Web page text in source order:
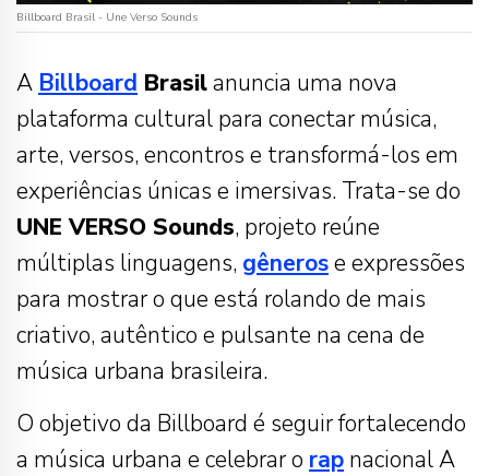
Billboard Brasil - Une Verso Sounds
A Billboard Brasilanuncia uma nova
plataforma cultural para conectar música,
arte, versos, encontros e transformá-los em
experiências únicas e imersivas. Trata-se do
UNE VERSO Sounds, projeto reúne
múltiplas linguagens, gênerose expressões
para mostrar o que está rolando de mais
criativo, autêntico e pulsante na cena de
música urbana brasileira.
O objetivo da Billboard é seguir fortalecendo
a música urbana e celebrar o rap nacional A